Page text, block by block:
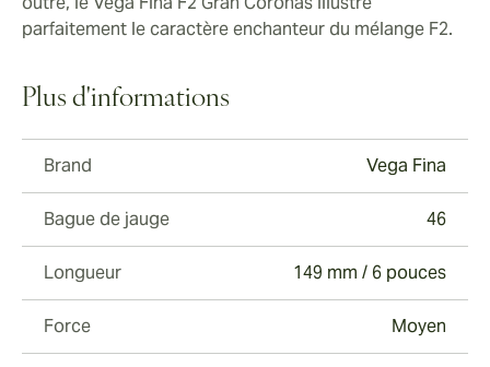
parfaitement le caractère enchanteur du mélange F2.
Plus d'informations
Brand Vega Fina
Bague de jauge 46
Longueur 149 mm / 6 pouces
Force Moyen